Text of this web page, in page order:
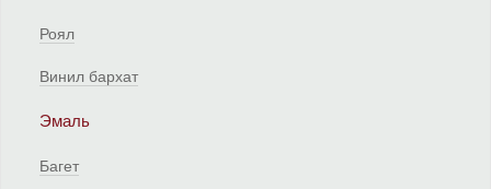
Роял
Винил бархат
Эмаль
Багет